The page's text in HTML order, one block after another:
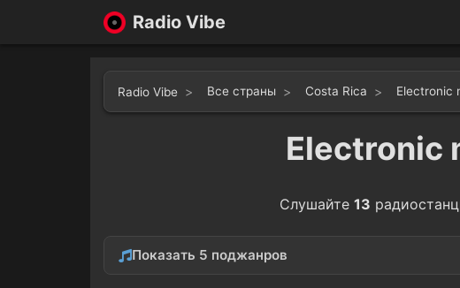
Radio Vibe
Radio Vibe Все страны Costa Rica Electronic
Electronic
Слушайте 13
Показать 5 поджанров